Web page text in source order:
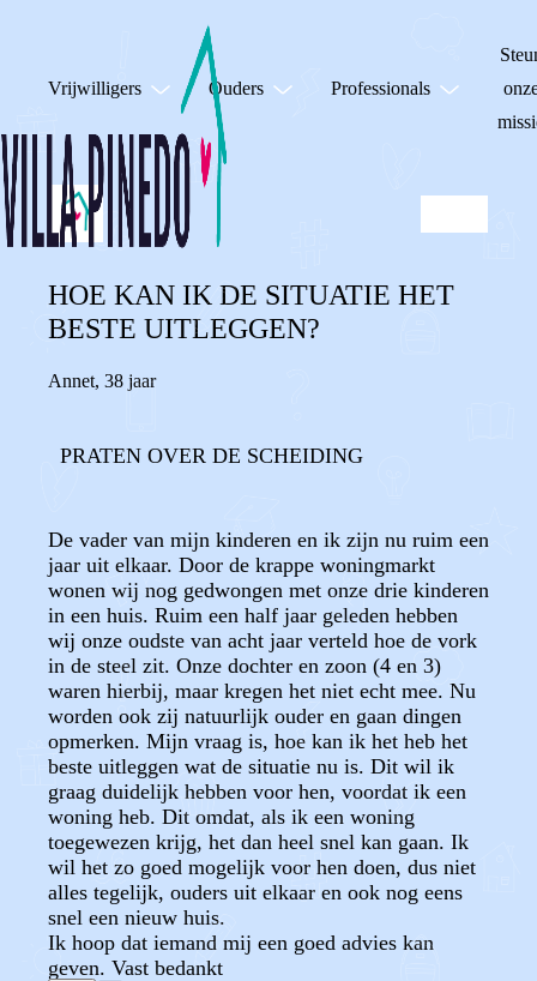
Vrijwilligers Ouders Professionals
HOE KAN IK DE SITUATIE HET
BESTE UITLEGGEN?
Annet, 38 jaar
PRATEN OVER DE SCHEIDING
De vader van mijn kinderen en ik zijn nu ruim een
jaar uit elkaar. Door de krappe woningmarkt
wonen wij nog gedwongen met onze drie kinderen
in een huis. Ruim een half jaar geleden hebben
wij onze oudste van acht jaar verteld hoe de vork
in de steel zit. Onze dochter en zoon (4 en 3)
waren hierbij, maar kregen het niet echt mee. Nu
worden ook zij natuurlijk ouder en gaan dingen
opmerken. Mijn vraag is, hoe kan ik het heb het
beste uitleggen wat de situatie nu is. Dit wil ik
graag duidelijk hebben voor hen, voordat ik een
woning heb. Dit omdat, als ik een woning
toegewezen krijg, het dan heel snel kan gaan. Ik
wil het zo goed mogelijk voor hen doen, dus niet
alles tegelijk, ouders uit elkaar en ook nog eens
snel een nieuw huis.
Ik hoop dat iemand mij een goed advies kan
geven. Vast bedankt